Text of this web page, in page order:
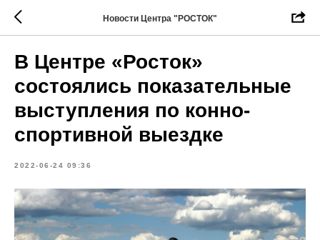
Новости Центра "РОСТОК"
В Центре «Росток»
состоялись показательные
выступления по конно-
спортивной выездке
2022-06-24 09:36